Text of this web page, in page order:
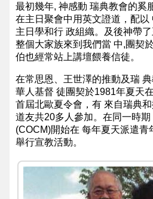
督
教
會
维
基
百
科
NCCC
Wikipedia
Common
最初幾年, 神感動 瑞典教會的奚
在主日聚會中用英文證道，配
主日學和行 政組織。及後神帶
整個大家族來到我們當 中,團契
伯也經常站上講壇餵養信徒。
在常思恩、王世澤的推動及瑞
華人基督 徒團契於1981年夏天
首屆北歐夏令會，有 來自瑞典
道友共20多人參加。在同一時
(COCM)開始在 每年夏天派遣
舉行宣教活動。